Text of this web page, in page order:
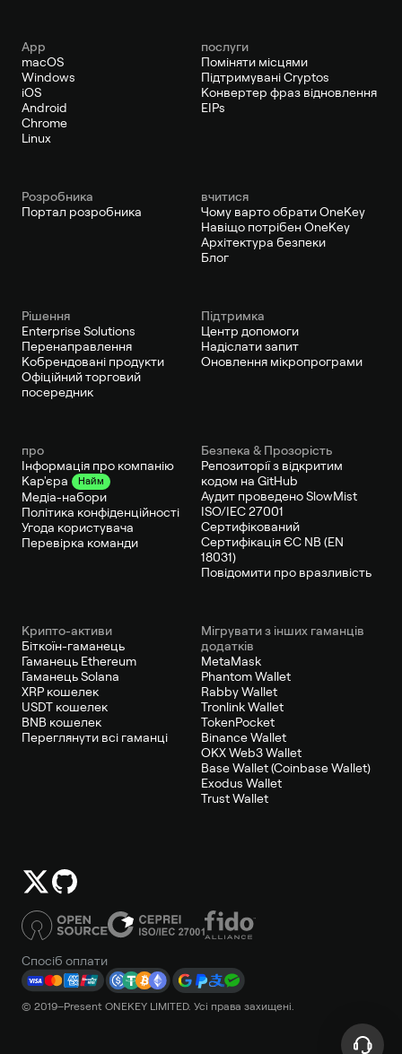
App
macOS
Windows
iOS
Android
Chrome
Linux
послуги
Поміняти місцями
Підтримувані Cryptos
Конвертер фраз відновлення
EIPs
Pозробника
Портал розробника
вчитися
Чому варто обрати OneKey
Навіщо потрібен OneKey
Архітектура безпеки
Блог
Рішення
Enterprise Solutions
Перенаправлення
Кобрендовані продукти
Офіційний торговий
посередник
Підтримка
Центр допомоги
Надіслати запит
Оновлення мікропрограми
про
Інформація про компанію
Кар'єра
Найм
Медіа-набори
Політика конфіденційності
Угода користувача
Перевірка команди
Безпека & Прозорість
Репозиторії з відкритим
кодом на GitHub
Аудит проведено SlowMist
ISO/IEC 27001
Сертифікований
Сертифікація ЄС NB (EN
18031)
Повідомити про вразливість
Крипто-активи
Біткоїн-гаманець
Гаманець Ethereum
Гаманець Solana
XRP кошелек
USDT кошелек
BNB кошелек
Переглянути всі гаманці
Мігрувати з інших гаманців
додатків
MetaMask
Phantom Wallet
Rabby Wallet
Tronlink Wallet
TokenPocket
Binance Wallet
OKX Web3 Wallet
Base Wallet (Coinbase Wallet)
Exodus Wallet
Trust Wallet
Спосіб оплати
© 2019–Present ONEKEY LIMITED. Усі права захищені.